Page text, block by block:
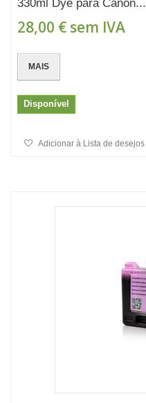
330ml Dye para Canon...
28,00 € sem IVA
MAIS
Disponível
Adicionar à Lista de desejos